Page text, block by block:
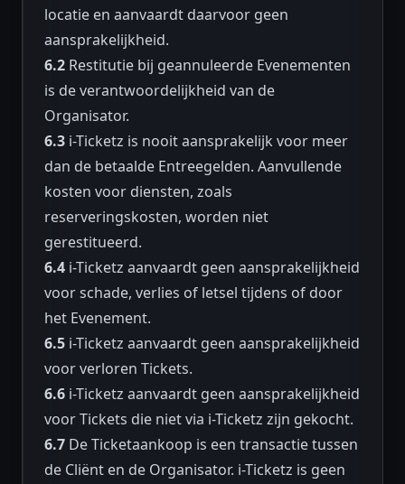
locatie en aanvaardt daarvoor geen
aansprakelijkheid.
6.2 Restitutie bij geannuleerde Evenementen
is de verantwoordelijkheid van de
Organisator.
6.3 i-Ticketz is nooit aansprakelijk voor meer
dan de betaalde Entreegelden. Aanvullende
kosten voor diensten, zoals
reserveringskosten, worden niet
gerestitueerd.
6.4 i-Ticketz aanvaardt geen aansprakelijkheid
voor schade, verlies of letsel tijdens of door
het Evenement.
6.5 i-Ticketz aanvaardt geen aansprakelijkheid
voor verloren Tickets.
6.6 i-Ticketz aanvaardt geen aansprakelijkheid
voor Tickets die niet via i-Ticketz zijn gekocht.
6.7 De Ticketaankoop is een transactie tussen
de Cliënt en de Organisator. i-Ticketz is geen